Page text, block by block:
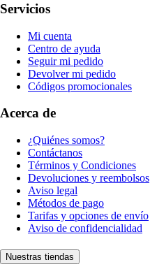
Servicios
Mi cuenta
Centro de ayuda
Seguir mi pedido
Devolver mi pedido
Códigos promocionales
Acerca de
¿Quiénes somos?
Contáctanos
Términos y Condiciones
Devoluciones y reembolsos
Aviso legal
Métodos de pago
Tarifas y opciones de envío
Aviso de confidencialidad
Nuestras tiendas